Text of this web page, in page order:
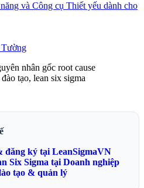
và Công cụ Thiết yếu dành cho
đăng ký tại LeanSigmaVN
Six Sigma tại Doanh nghiệp
tạo & quản lý